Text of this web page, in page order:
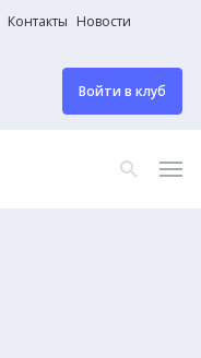
Контакты Новости
Войти в клуб